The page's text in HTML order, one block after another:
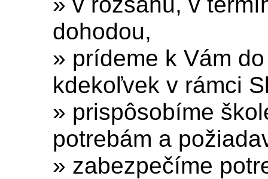
dohodou,
» prídeme k Vám
kdekoľvek v rámci
» prispôsobíme
potrebám a
» zabezpečíme